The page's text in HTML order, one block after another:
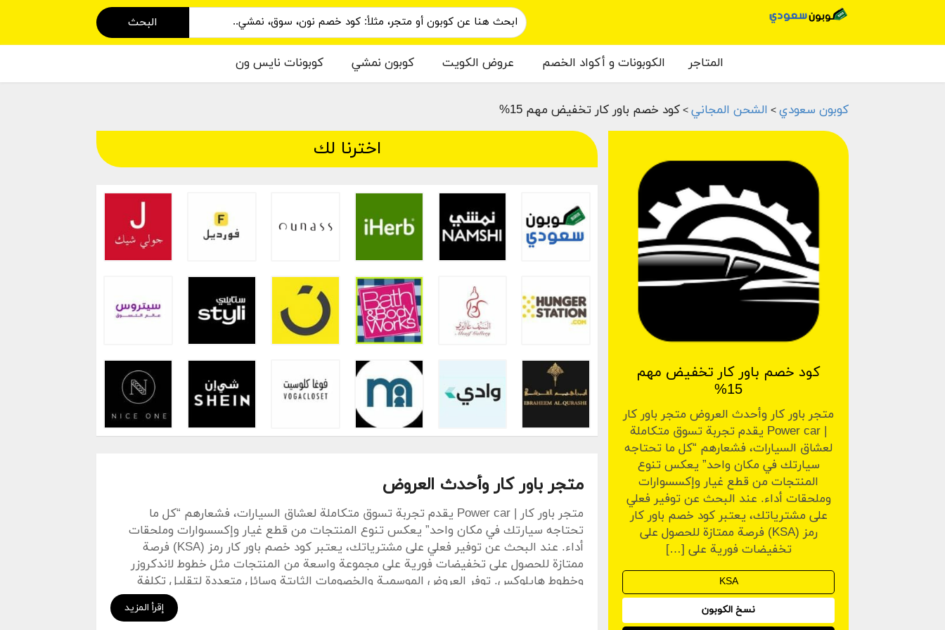
البحث
المتاجر الكوبونات و أكواد الخصم عروض الكويت كوبون نمشي كوبونات نايس ون
كوبون سعودي > الشحن المجاني > كود خصم باور كار تخفيض مهم 15%
كود خصم باور كار تخفيض مهم
15%
متجر باور كار وأحدث العروض متجر باور كار
| Power car يقدم تجربة تسوق متكاملة
لعشاق السيارات، فشعارهم “كل ما تحتاجه
سيارتك في مكان واحد” يعكس تنوع
المنتجات من قطع غيار وإكسسوارات
وملحقات أداء. عند البحث عن توفير فعلي
على مشترياتك، يعتبر كود خصم باور كار
رمز (KSA) فرصة ممتازة للحصول على
تخفيضات فورية على […]
نسخ الكوبون
اخترنا لك
إقرأ المزيد
متجر باور كار وأحدث العروض
متجر باور كار | Power car يقدم تجربة تسوق متكاملة لعشاق السيارات، فشعارهم “كل ما
تحتاجه سيارتك في مكان واحد” يعكس تنوع المنتجات من قطع غيار وإكسسوارات وملحقات
أداء. عند البحث عن توفير فعلي على مشترياتك، يعتبر كود خصم باور كار رمز (KSA) فرصة
ممتازة للحصول على تخفيضات فورية على مجموعة واسعة من المنتجات مثل خطوط لاندكروزر
وخطوط هايلوكس. توفر العروض الموسمية والخصومات الثابتة وسائل متعددة لتقليل تكلفة